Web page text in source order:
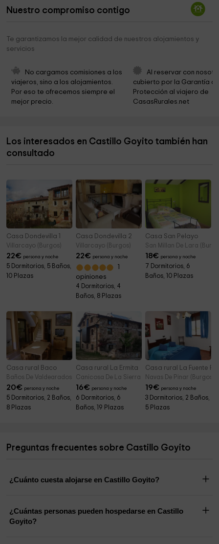
Iglesia de Santiago Apóstol 5,1 km
Museo Salaguti
Cementerio de Villanueva de Argaño
Ayuntamiento de Villanueva de Argaño
Villanueva de Argaño 5,8 km
Iglesia de San Martín 5,9 km
Nuestro compromiso contigo
Te garantizamos la mejor calidad de nuestros alojamientos y
servicios
No cargamos comisiones a los
viajeros, sino a los alojamientos.
Por eso te ofrecemos siempre el
mejor precio.
Al reservar con
cubierto por la Garantía
Protección al viajero de
CasasRurales.net
Los interesados en Castillo Goyito también han
consultado
Casa Dondevilla 1
Villarcayo (Burgos)
22€ persona y noche
5 Dormitorios, 5 Baños,
10 Plazas
Casa Dondevilla 2
Villarcayo (Burgos)
22€ persona y noche
opiniones
4 Dormitorios, 4
Baños, 8 Plazas
Casa San Pelayo
San Millan De Lara
18€ persona y noche
7 Dormitorios, 6
Baños, 10 Plazas
Casa rural Baco
Baños De Valdearados (Burgos)
20€ persona y noche
5 Dormitorios, 2 Baños,
8 Plazas
Casa rural La Ermita
Canicosa De La Sierra (Burgos)
16€ persona y noche
6 Dormitorios, 6
Baños, 19 Plazas
Casa rural La Fuente
Navas De Pinar (Burgos)
19€ persona y noche
3 Dormitorios, 2 Baños,
5 Plazas
Preguntas frecuentes sobre Castillo Goyito
¿Cuánto cuesta alojarse en Castillo Goyito?
¿Cuántas personas pueden hospedarse en Castillo
Goyito?